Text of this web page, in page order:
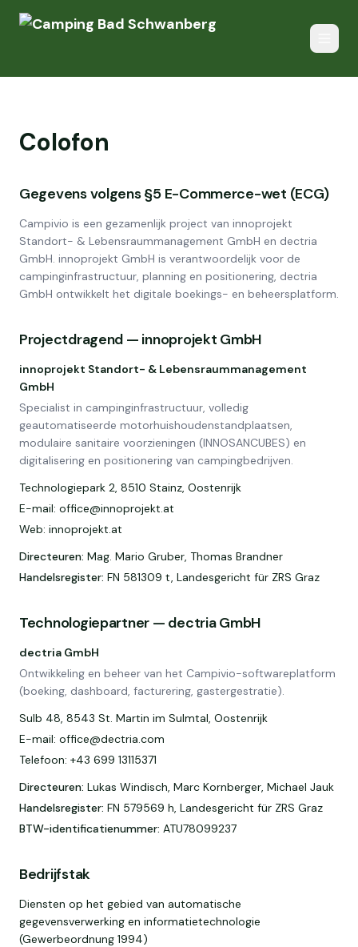
Colofon
Gegevens volgens §5 E-Commerce-wet (ECG)
Campivio is een gezamenlijk project van innoprojekt
Standort- & Lebensraummanagement GmbH en dectria
GmbH. innoprojekt GmbH is verantwoordelijk voor de
campinginfrastructuur, planning en positionering, dectria
GmbH ontwikkelt het digitale boekings- en beheersplatform.
Projectdragend — innoprojekt GmbH
innoprojekt Standort- & Lebensraummanagement
GmbH
Specialist in campinginfrastructuur, volledig
geautomatiseerde motorhuishoudenstandplaatsen,
modulaire sanitaire voorzieningen (INNOSANCUBES) en
digitalisering en positionering van campingbedrijven.
Technologiepark 2, 8510 Stainz, Oostenrijk
E-mail: office@innoprojekt.at
Web: innoprojekt.at
Directeuren: Mag. Mario Gruber, Thomas Brandner
Handelsregister: FN 581309 t, Landesgericht für ZRS Graz
Technologiepartner — dectria GmbH
dectria GmbH
Ontwikkeling en beheer van het Campivio-softwareplatform
(boeking, dashboard, facturering, gastergestratie).
Sulb 48, 8543 St. Martin im Sulmtal, Oostenrijk
E-mail: office@dectria.com
Telefoon: +43 699 13115371
Directeuren: Lukas Windisch, Marc Kornberger, Michael Jauk
Handelsregister: FN 579569 h, Landesgericht für ZRS Graz
BTW-identificatienummer: ATU78099237
Bedrijfstak
Diensten op het gebied van automatische
gegevensverwerking en informatietechnologie
(Gewerbeordnung 1994)